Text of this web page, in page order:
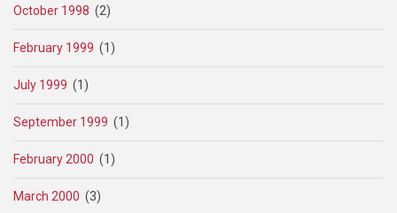
October 1998 (2)
February 1999 (1)
July 1999 (1)
September 1999 (1)
February 2000 (1)
March 2000 (3)